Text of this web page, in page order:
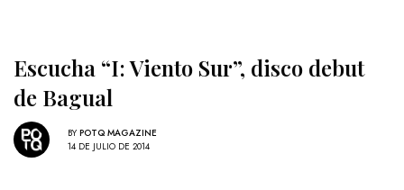
Escucha “I: Viento Sur”, disco debut
de Bagual
BY POTQ MAGAZINE
14 DE JULIO DE 2014